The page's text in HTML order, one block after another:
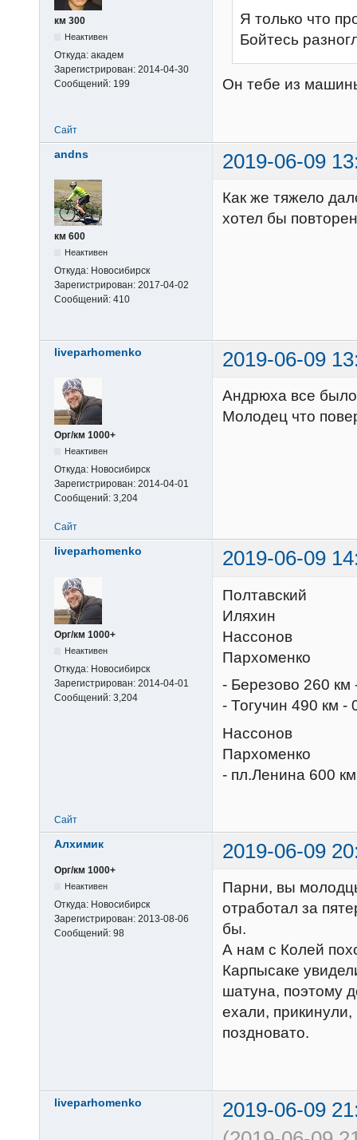
км 300
Неактивен
Откуда: академ
Зарегистрирован: 2014-04-30
Сообщений: 199
Я только что
Бойтесь
Он тебе из
Сайт
andns 2019-06-09
км 600
Неактивен
Откуда: Новосибирск
Зарегистрирован: 2017-04-02
Сообщений: 410
Как же тяжело
хотел бы
liveparhomenko 2019-06-09
Орг/км 1000+
Неактивен
Откуда: Новосибирск
Зарегистрирован: 2014-04-01
Сообщений: 3,204
Андрюха все
Молодец что
Сайт
liveparhomenko 2019-06-09
Орг/км 1000+
Неактивен
Откуда: Новосибирск
Зарегистрирован: 2014-04-01
Сообщений: 3,204
Полтавский
Иляхин
Нассонов
Пархоменко
- Березово 260 км
- Тогучин 490 км
Нассонов
Пархоменко
- пл.Ленина 600
Сайт
Алхимик 2019-06-09
Орг/км 1000+
Неактивен
Откуда: Новосибирск
Зарегистрирован: 2013-08-06
Сообщений: 98
Парни, вы
отработал за
бы.
А нам с Колей
Карпысаке
шатуна, поэтому
ехали,
поздновато.
liveparhomenko
2019-06-09